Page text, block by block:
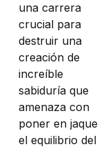
una carrera
crucial para
destruir una
creación de
increíble
sabiduría que
amenaza con
poner en jaque
el equilibrio del